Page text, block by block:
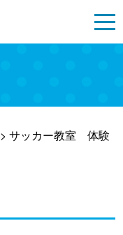
> サッカー教室 体験